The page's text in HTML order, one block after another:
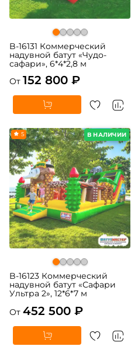
B-16131 Коммерческий
надувной батут «Чудо-
сафари», 6*4*2,8 м
От 152 800 ₽
В НАЛИЧИИ
5
B-16123 Коммерческий
надувной батут «Сафари
Ультра 2», 12*6*7 м
От 452 500 ₽